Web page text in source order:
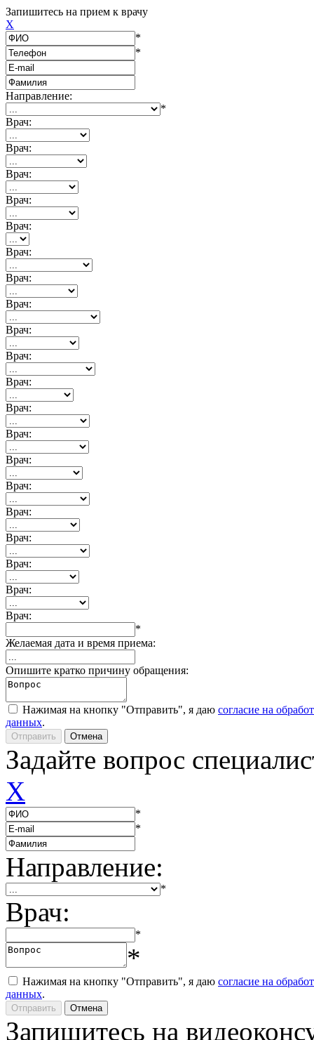
Запишитесь на прием к врачу
X
*
*
Направление:
*
Врач:
Врач:
Врач:
Врач:
Врач:
Врач:
Врач:
Врач:
Врач:
Врач:
Врач:
Врач:
Врач:
Врач:
Врач:
Врач:
Врач:
Врач:
Врач:
Врач:
*
Желаемая дата и время приема:
Опишите кратко причину обращения:
Нажимая на кнопку "Отправить", я даю согласие на
данных.
Задайте вопрос
X
*
*
Направление:
*
Врач:
*
*
Нажимая на кнопку "Отправить", я даю согласие на
данных.
Запишитесь на